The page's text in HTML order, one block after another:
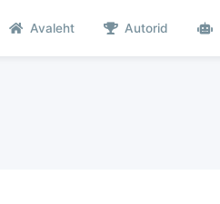
Avaleht Autorid